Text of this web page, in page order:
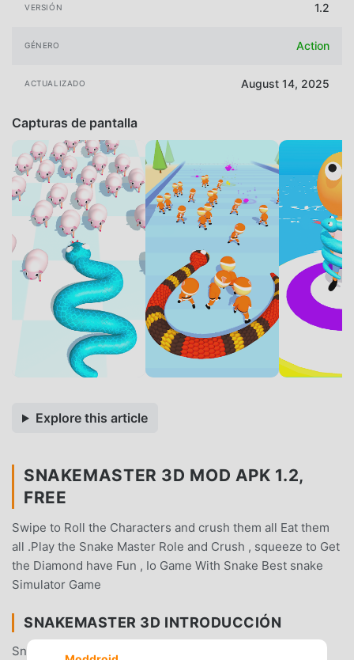
VERSIÓN 1.2
GÉNERO Action
ACTUALIZADO August 14, 2025
Capturas de pantalla
Explore this article
SNAKEMASTER 3D MOD APK 1.2,
FREE
Swipe to Roll the Characters and crush them all Eat them
all .Play the Snake Master Role and Crush , squeeze to Get
the Diamond have Fun , Io Game With Snake Best snake
Simulator Game
SNAKEMASTER 3D INTRODUCCIÓN
SnakeMaster 3D Como un juego de action muy popular